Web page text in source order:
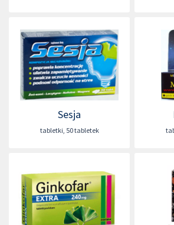
Sesja
tabletki, 50 tabletek